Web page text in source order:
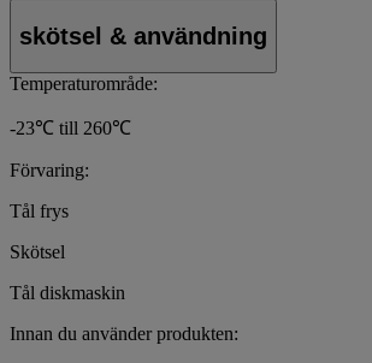
skötsel & användning
Temperaturområde:
-23℃ till 260℃
Förvaring:
Tål frys
Skötsel
Tål diskmaskin
Innan du använder produkten: